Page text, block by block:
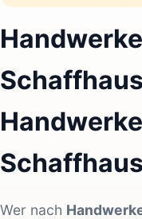
Wer nach